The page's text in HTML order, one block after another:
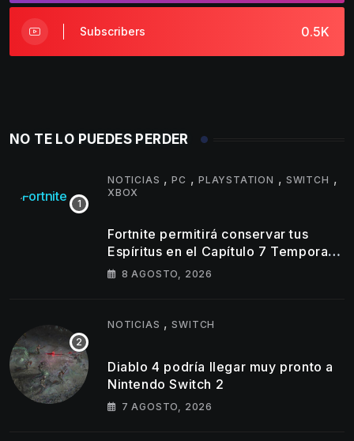
0.5K
Subscribers
NO TE LO PUEDES PERDER
NOTICIAS ,PC ,PLAYSTATION , SWITCH ,
XBOX
Fortnite permitirá conservar tus
Espíritus en el Capítulo 7 Temporada
4 8 AGOSTO, 2026
NOTICIAS ,SWITCH
Diablo 4 podría llegar muy pronto a
Nintendo Switch 2
7 AGOSTO, 2026